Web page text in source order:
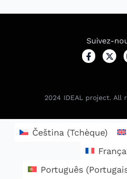
Suivez-
2024 IDEAL project. All
Čeština (Tchèque)
Português(